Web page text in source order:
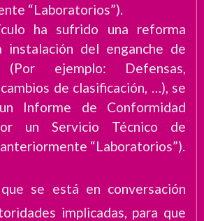
“Laboratorios”).
ha sufrido una reforma
instalación del enganche de
(Por ejemplo: Defensas,
de clasificación, …), se
Informe de Conformidad
un Servicio Técnico de
“Laboratorios”).
se está en conversación
implicadas, para que